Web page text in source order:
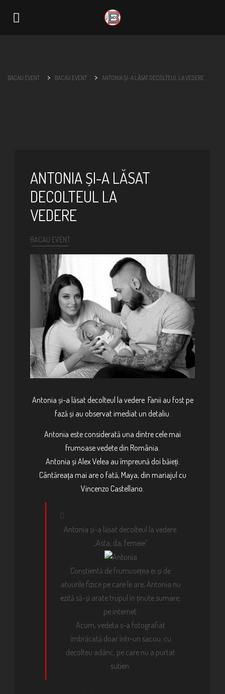
Navigation
BACAU EVENT > BACAU EVENT > ANTONIA ȘI-A LĂSAT DECOLTEUL LA VEDERE
ANTONIA ȘI-A LĂSAT
DECOLTEUL LA
VEDERE
BACAU EVENT
Antonia și-a lăsat decolteul la vedere. Fanii au fost pe
fază și au observat imediat un detaliu.
Antonia este considerată una dintre cele mai
frumoase vedete din România.
Antonia și Alex Velea au împreună doi băieți.
Cântăreața mai are o fată, Maya, din mariajul cu
Vincenzo Castellano.
Antonia și-a lăsat decolteul la vedere.
„Asta, da, femeie”
Conștientă de frumusețea ei și de
atuurile fizice pe care le are, Antonia nu
ezită să-și arate trupul în ținute sumare,
pe internet.
Acum, vedeta s-a fotografiat
îmbrăcată doar într-un sacou, cu
decolteu adânc, pe care nu a purtat
sutien.